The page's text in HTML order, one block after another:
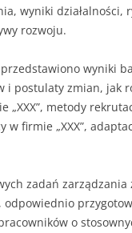
wyniki działalności,
rozwoju.
wyniki
i postulaty zmian, jak
„XXX”, metody
firmie „XXX”,
zadań
o